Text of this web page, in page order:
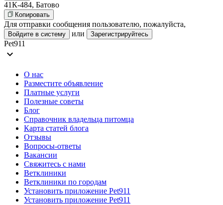
41К-484, Батово
Копировать
Для отправки сообщения пользователю, пожалуйста,
Войдите в систему или Зарегистрируйтесь
Pet911
expand_more
О нас
Разместите объявление
Платные услуги
Полезные советы
Блог
Справочник владельца питомца
Карта статей блога
Отзывы
Вопросы-ответы
Вакансии
Свяжитесь с нами
Ветклиники
Ветклиники по городам
Установить приложение Pet911
Установить приложение Pet911